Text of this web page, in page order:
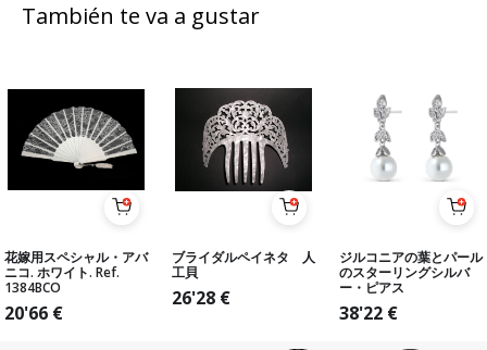
También te va a gustar
花嫁用スペシャル・アバ
ニコ. ホワイト. Ref.
1384BCO
20'66 €
ブライダルペイネタ 人
工貝
26'28 €
ジルコニアの葉とパール
のスターリングシルバ
ー・ピアス
38'22 €